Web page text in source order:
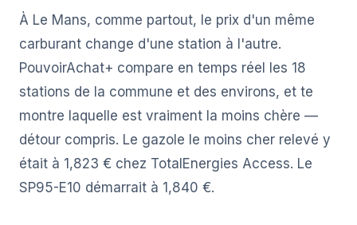
À Le Mans, comme partout, le prix d'un même
carburant change d'une station à l'autre.
PouvoirAchat+ compare en temps réel les 18
stations de la commune et des environs, et te
montre laquelle est vraiment la moins chère —
détour compris. Le gazole le moins cher relevé y
était à 1,823 € chez TotalEnergies Access. Le
SP95-E10 démarrait à 1,840 €.